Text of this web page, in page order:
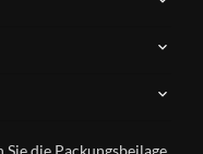
die Packungsbeilage